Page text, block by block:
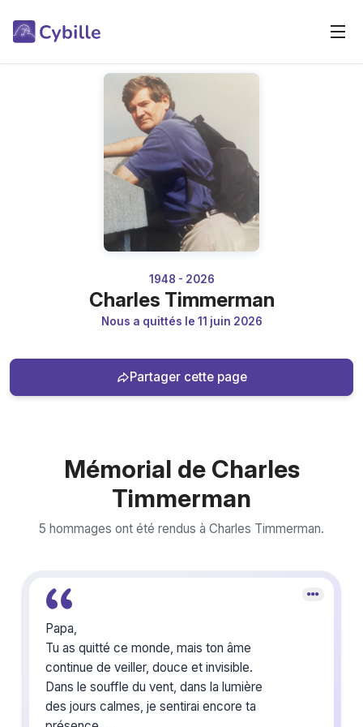
1948 - 2026
Charles Timmerman
Nous a quittés le 11 juin 2026
Partager cette page
Mémorial de Charles
Timmerman
5 hommages ont été rendus à Charles Timmerman.
Papa,
Tu as quitté ce monde, mais ton âme
continue de veiller, douce et invisible.
Dans le souffle du vent, dans la lumière
des jours calmes, je sentirai encore ta